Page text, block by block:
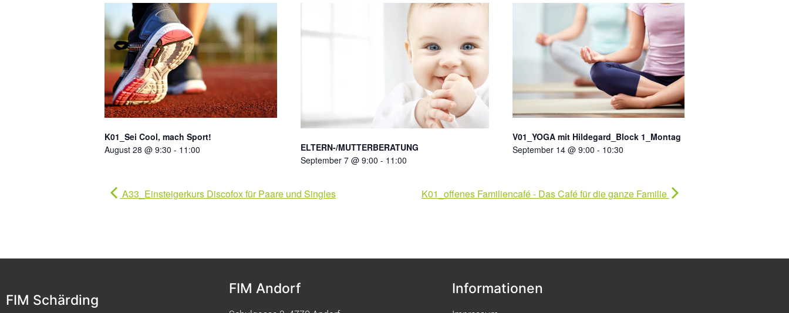
K01_Sei Cool, mach Sport!
August 28 @ 9:30 - 11:00
ELTERN-/MUTTERBERATUNG
September 7 @ 9:00 - 11:00
V01_YOGA mit Hildegard_Block 1_Montag
September 14 @ 9:00 - 10:30
A33_Einsteigerkurs Discofox für Paare und Singles K01_offenes Familiencafé - Das Café für die ganze Familie
FIM Schärding
FIM Andorf Informationen